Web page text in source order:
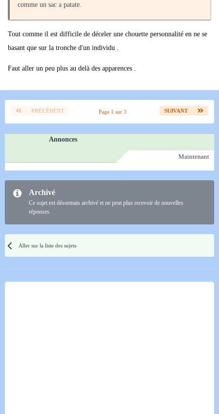
comme un sac a patate.
Tout comme il est difficile de déceler une chouette personnalité en ne se
basant que sur la tronche d'un individu .
Faut aller un peu plus au delà des apparences .
PRÉCÉDENT SUIVANT
Page 1 sur 3
Annonces
Maintenant
Archivé
Ce sujet est désormais archivé et ne peut plus recevoir de nouvelles
réponses.
Aller sur la liste des sujets